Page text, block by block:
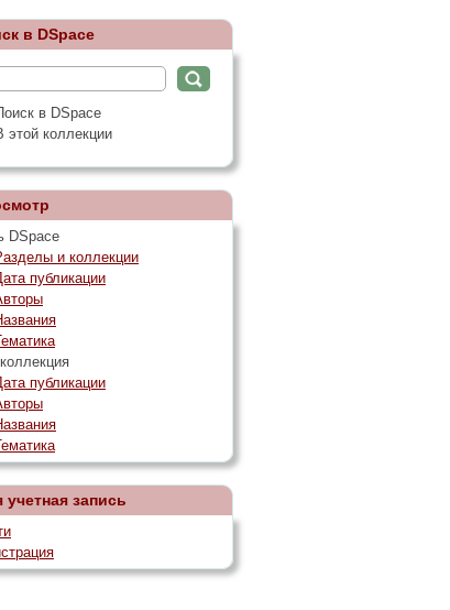
в DSpace
в DSpace
этой коллекции
DSpace
и коллекции
публикации
публикации
учетная запись